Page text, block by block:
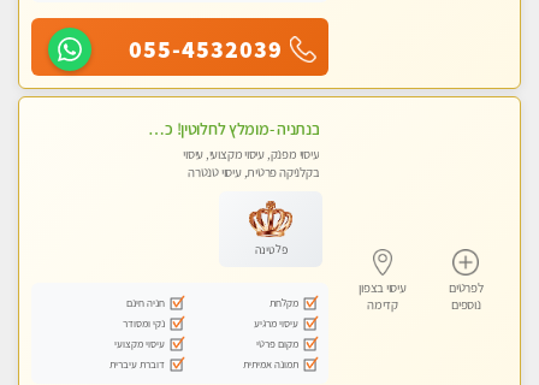
055-4532039
לפרטים
נוספים
עיסוי בצפון
קדימה
בנתניה -מומלץ לחלוטין! כל סוגי העיסויים מעסה מקצועית ואיכותית פרטי!!!
עיסוי מפנק, עיסוי מקצועי, עיסוי
בקלניקה פרטית, עיסוי טנטרה
פלטינה
מקלחת
חניה חינם
עיסוי מרגיע
נקי ומסודר
מקום פרטי
עיסוי מקצועי
תמונה אמיתית
דוברת עיברית